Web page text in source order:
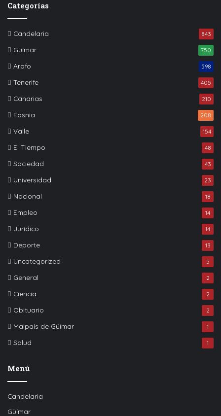
Categorías
Candelaria 843
Güímar 750
Arafo 598
Tenerife 405
Canarias 210
Fasnia 208
Valle 154
El Tiempo 48
Sociedad 43
Universidad 23
Nacional 18
Empleo 14
Jurídico 14
Deporte 13
Uncategorized 5
General 2
Ciencia 2
Obituario 2
Malpaís de Güímar 1
Salud 1
Menú
Candelaria
Güímar